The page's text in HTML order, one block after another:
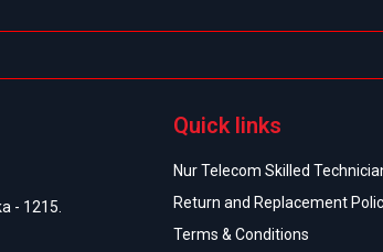
- 1215.
Quick links
Nur Telecom Skilled
Return and Replacement
Terms & Conditions